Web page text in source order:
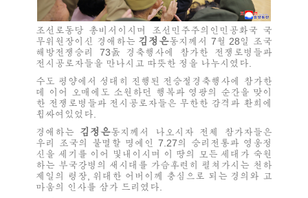
조선로동당 총비서이시며 조선민주주의인민공화국 국
무위원장이신 경애하는 김정은동지께서 7월 28일 조국
해방전쟁승리 73돐 경축행사에 참가한 전쟁로병들과
전시공로자들을 만나시고 따뜻한 정을 나누시였다.
수도 평양에서 성대히 진행된 전승절경축행사에 참가한
데 이어 오매에도 소원하던 행복과 영광의 순간을 맞이
한 전쟁로병들과 전시공로자들은 무한한 감격과 환희에
휩싸여있었다.
경애하는
김정은동지께서 나오시자 전체 참가자들은
우리 조국의 불멸할 명예인 7.27의 승리전통과 영웅정
신을 세기를 이어 빛내이시며 이 땅의 모든 세대가 숙원
하는 부국강병의 새시대를 가슴후련히 펼쳐가시는 천하
제일의 령장, 위대한 어버이께 충심으로 되는 경의와 고
마움의 인사를 삼가 드리였다.